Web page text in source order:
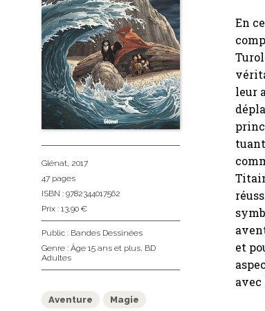
En
leur
et
avec
Glénat, 2017
47 pages
ISBN : 9782344017562
Prix : 13,90 €
Public : Bandes Dessinées
Genre : Âge 15 ans et plus, BD
Adultes
Aventure
Magie